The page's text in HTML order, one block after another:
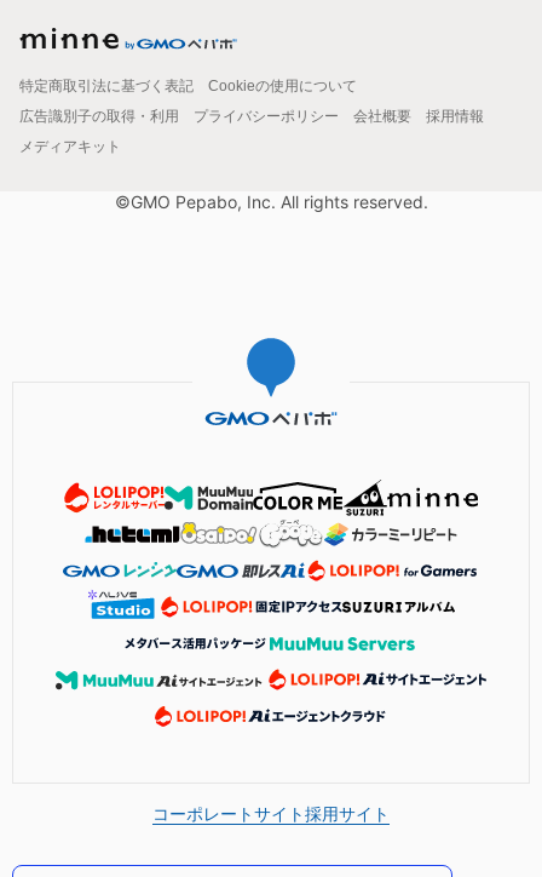
特定商取引法に基づく表記
Cookieの使用について
広告識別子の取得・利用
プライバシーポリシー 会社概要
採用情報
メディアキット
©GMO Pepabo, Inc. All rights reserved.
コーポレートサイト採用サイト